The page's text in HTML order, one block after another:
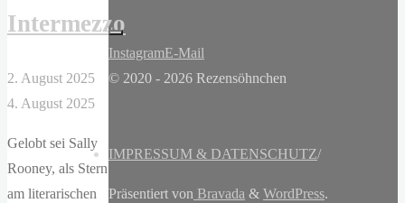
Intermezzo
2. August 2025
4. August 2025
Gelobt sei Sally
Rooney, als Stern
am literarischen
InstagramE-Mail
© 2020 - 2026 Rezensöhnchen
IMPRESSUM & DATENSCHUTZ/
Präsentiert von Bravada & WordPress.